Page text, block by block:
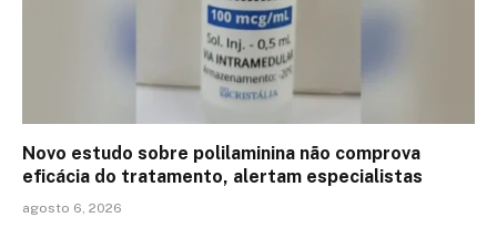
Novo estudo sobre polilaminina não comprova
eficácia do tratamento, alertam especialistas
agosto 6, 2026